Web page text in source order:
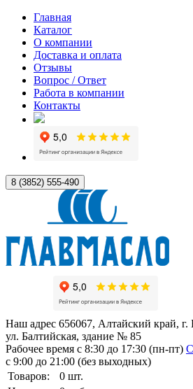
Главная
Каталог
О компании
Доставка и оплата
Отзывы
Вопрос / Ответ
Работа в компании
Контакты
8 (3852) 555-490
Наш адрес 656067, Алтайский край, г.
ул. Балтийская, здание № 85
Рабочее время с 8:30 до 17:30 (пн-пт)
с 9:00 до 21:00 (без выходных)
Товаров:
0 шт.